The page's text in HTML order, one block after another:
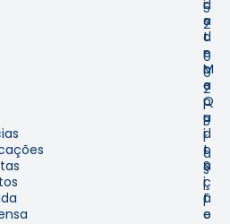
i
s
t
r
o
e
Q
u
i
t
a
ç
ã
o
d
a
d
e
M
a
p
a
d
o
S
i
t
e
5
2
-
0
0
2
–
B
r
a
s
i
l